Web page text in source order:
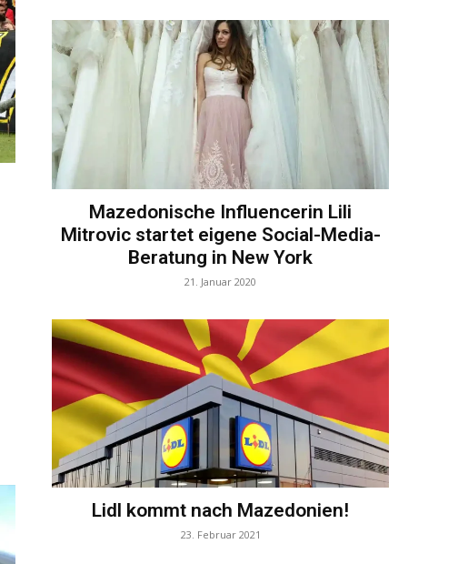
Mazedonische Influencerin Lili
Mitrovic startet eigene Social-Media-
Beratung in New York
21. Januar 2020
Lidl kommt nach Mazedonien!
23. Februar 2021